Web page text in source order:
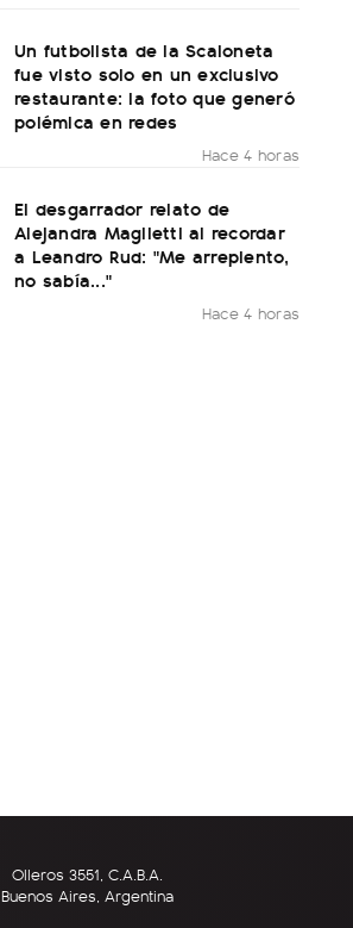
Un futbolista de la Scaloneta
fue visto solo en un exclusivo
restaurante: la foto que generó
polémica en redes
Hace 4 horas
El desgarrador relato de
Alejandra Maglietti al recordar
a Leandro Rud: "Me arrepiento,
no sabía..."
Hace 4 horas
Olleros 3551, C.A.B.A.
Buenos Aires, Argentina